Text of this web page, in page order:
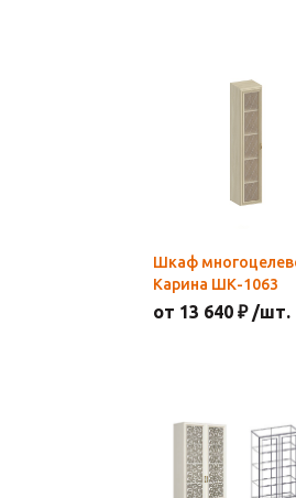
Шкаф
Карина ШК-1063
от 13 640 ₽ /шт.